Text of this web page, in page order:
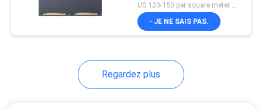
Substrat d'IoT
US 120-150 per square meter MOQ:1 mètre carré
- JE NE SAIS PAS.
Regardez plus